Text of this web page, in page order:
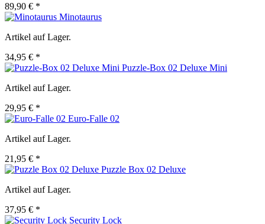
89,90 € *
Minotaurus
Artikel auf Lager.
34,95 € *
Puzzle-Box 02 Deluxe Mini
Artikel auf Lager.
29,95 € *
Euro-Falle 02
Artikel auf Lager.
21,95 € *
Puzzle Box 02 Deluxe
Artikel auf Lager.
37,95 € *
Security Lock